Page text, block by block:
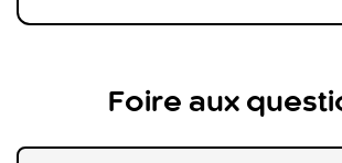
Foire aux